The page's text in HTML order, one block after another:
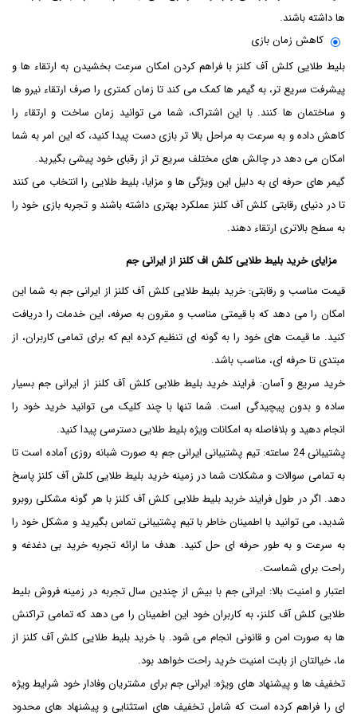
‌ها داشته باشند.
کاهش زمان بازی
بلیط طلایی کلش آف کلنز با فراهم کردن امکان سرعت بخشیدن به ارتقاء ها و
پیشرفت سریع ‌تر، به گیمر ها کمک می‌ کند تا زمان کمتری را صرف ارتقاء نیرو ها
و ساختمان‌ ها کنند. با این اشتراک، شما می‌ توانید زمان ساخت و ارتقاء را
کاهش داده و به سرعت به مراحل بالا تر بازی دست پیدا کنید، که این امر به شما
امکان می ‌دهد در چالش‌ های مختلف سریع ‌تر از رقبای خود پیشی بگیرید.
گیمر های حرفه ‌ای به دلیل این ویژگی ‌ها و مزایا، بلیط طلایی را انتخاب می ‌کنند
تا در دنیای رقابتی کلش آف کلنز عملکرد بهتری داشته باشند و تجربه بازی خود را
به سطح بالاتری ارتقاء دهند.
مزایای خرید بلیط طلایی کلش اف کلنز از ایرانی جم
قیمت مناسب و رقابتی: خرید بلیط طلایی کلش آف کلنز از ایرانی جم به شما این
امکان را می ‌دهد که با قیمتی مناسب و مقرون به صرفه، این خدمات را دریافت
کنید. ما قیمت‌ های خود را به گونه‌ ای تنظیم کرده‌ ایم که برای تمامی کاربران، از
مبتدی تا حرفه‌ ای، مناسب باشد.
خرید سریع و آسان: فرایند خرید بلیط طلایی کلش آف کلنز از ایرانی جم بسیار
ساده و بدون پیچیدگی است. شما تنها با چند کلیک می ‌توانید خرید خود را
انجام دهید و بلافاصله به امکانات ویژه بلیط طلایی دسترسی پیدا کنید.
پشتیبانی 24 ساعته: تیم پشتیبانی ایرانی جم به صورت شبانه ‌روزی آماده است تا
به تمامی سوالات و مشکلات شما در زمینه خرید بلیط طلایی کلش آف کلنز پاسخ
دهد. اگر در طول فرایند خرید بلیط طلایی کلش آف کلنز با هر گونه مشکلی روبرو
شدید، می‌ توانید با اطمینان خاطر با تیم پشتیبانی تماس بگیرید و مشکل خود را
به سرعت و به طور حرفه ‌ای حل کنید. هدف ما ارائه تجربه خرید بی ‌دغدغه و
راحت برای شماست.
اعتبار و امنیت بالا: ایرانی جم با بیش از چندین سال تجربه در زمینه فروش بلیط
طلایی کلش آف کلنز، به کاربران خود این اطمینان را می ‌دهد که تمامی تراکنش‌
ها به صورت امن و قانونی انجام می‌ شود. با خرید بلیط طلایی کلش آف کلنز از
ما، خیالتان از بابت امنیت خرید راحت خواهد بود.
تخفیف ‌ها و پیشنهاد های ویژه: ایرانی جم برای مشتریان وفادار خود شرایط ویژه
‌ای را فراهم کرده است که شامل تخفیف‌ های استثنایی و پیشنهاد های محدود